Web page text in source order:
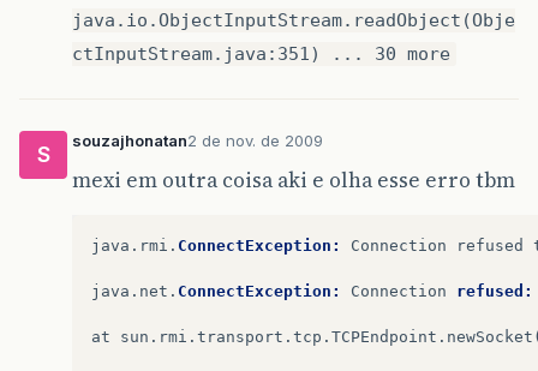
java.io.ObjectInputStream.readObject(Obje
ctInputStream.java:351) ... 30 more
S
souzajhonatan2 de nov. de 2009
mexi em outra coisa aki e olha esse erro tbm
java . rmi . ConnectException: Connection refused
java . net . ConnectException: Connection refused:
at sun . rmi . transport . tcp . TCPEndpoint . newSocket